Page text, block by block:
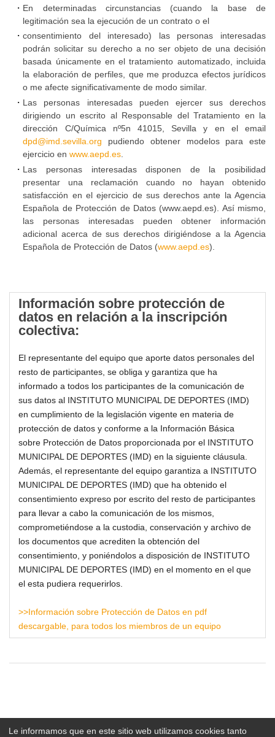
En determinadas circunstancias (cuando la base de
legitimación sea la ejecución de un contrato o el
consentimiento del interesado) las personas interesadas
podrán solicitar su derecho a no ser objeto de una decisión
basada únicamente en el tratamiento automatizado, incluida
la elaboración de perfiles, que me produzca efectos jurídicos
o me afecte significativamente de modo similar.
Las personas interesadas pueden ejercer sus derechos
dirigiendo un escrito al Responsable del Tratamiento en la
dirección C/Química nº5n 41015, Sevilla y en el email
dpd@imd.sevilla.org pudiendo obtener modelos para este
ejercicio enwww.aepd.es
Las personas interesadas disponen de la posibilidad
presentar una reclamación cuando no hayan obtenido
satisfacción en el ejercicio de sus derechos ante la Agencia
Española de Protección de Datos (www.aepd.es). Así mismo,
las personas interesadas pueden obtener información
adicional acerca de sus derechos dirigiéndose a la Agencia
Española de Protección de Datos (www.aepd.es).
Información sobre protección de
datos en relación a la inscripción
colectiva:
El representante del equipo que aporte datos personales del
resto de participantes, se obliga y garantiza que ha
informado a todos los participantes de la comunicación de
sus datos al INSTITUTO MUNICIPAL DE DEPORTES (IMD)
en cumplimiento de la legislación vigente en materia de
protección de datos y conforme a la Información Básica
sobre Protección de Datos proporcionada por el INSTITUTO
MUNICIPAL DE DEPORTES (IMD) en la siguiente cláusula.
Además, el representante del equipo garantiza a INSTITUTO
MUNICIPAL DE DEPORTES (IMD) que ha obtenido el
consentimiento expreso por escrito del resto de participantes
para llevar a cabo la comunicación de los mismos,
comprometiéndose a la custodia, conservación y archivo de
los documentos que acrediten la obtención del
consentimiento, y poniéndolos a disposición de INSTITUTO
MUNICIPAL DE DEPORTES (IMD) en el momento en el que
el esta pudiera requerirlos.
>>Información sobre Protección de Datos en pdf
descargable, para todos los miembros de un equipo
Le informamos que en este sitio web utilizamos cookies tanto